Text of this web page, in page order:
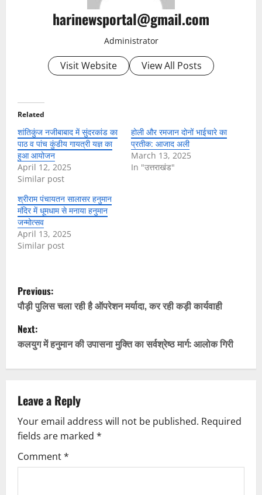
harinewsportal@gmail.com
Administrator
Visit Website View All Posts
Related
शांतिकुंज नजीबाबाद में सुंदरकांड का
पाठ व पांच कुंडीय गायत्री यज्ञ का
हुआ आयोजन
April 12, 2025
Similar post
होली और रमजान दोनों भाईचारे का
प्रतीक: आजाद अली
March 13, 2025
In "उत्तराखंड"
श्रीराम पंचायतन सालासर हनुमान
मंदिर में धूमधाम से मनाया हनुमान
जन्मोत्सव
April 13, 2025
Similar post
P
o
s
a
v
i
Previous:
पौड़ी पुलिस चला रही है ऑपरेशन मर्यादा, कर रही कड़ी कार्यवाही
Next:
कलयुग में हनुमान की उपासना मुक्ति का सर्वश्रेष्ठ मार्ग: आलोक गिरी
Leave a Reply
Your email address will not be published. Required
fields are marked *
Comment*